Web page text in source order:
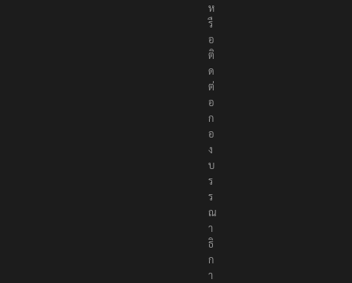
ห
รื
อ
ติ
ด
ต่
อ
ก
อ
ง
บ
ร
ร
ณ
า
ธิ
ก
า